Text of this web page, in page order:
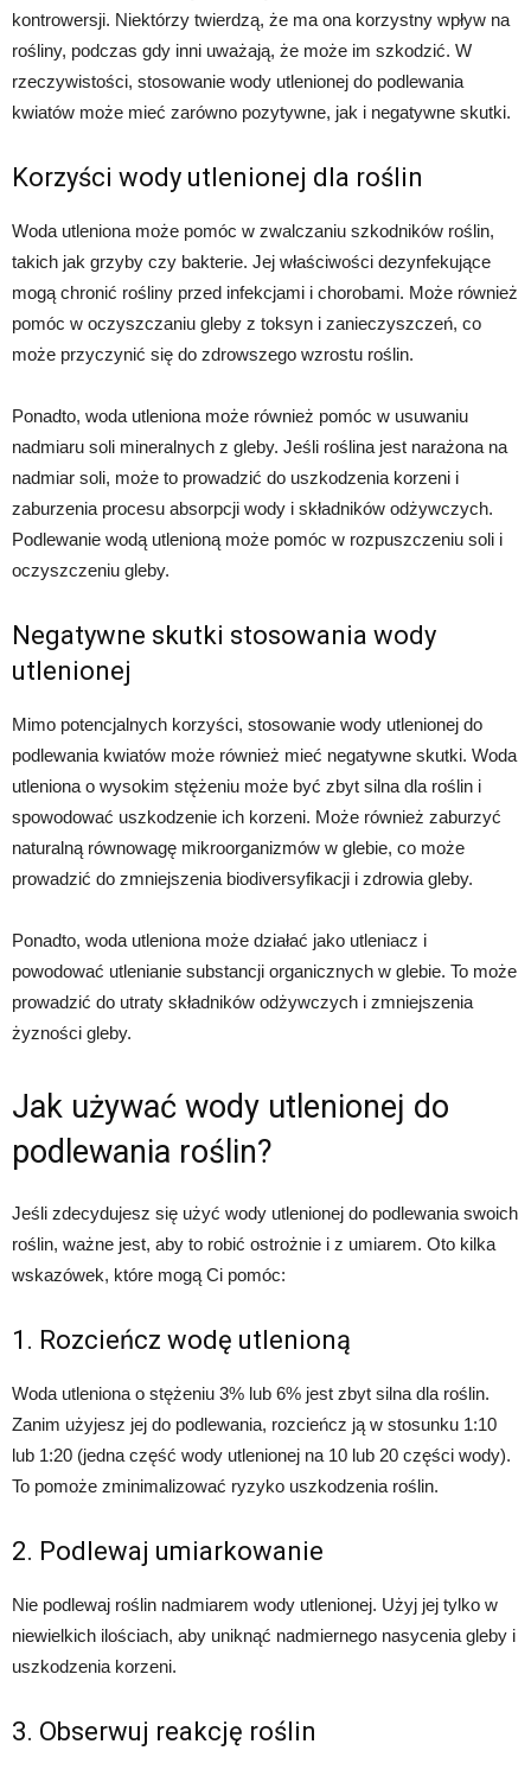
kontrowersji. Niektórzy twierdzą, że ma ona korzystny wpływ na
rośliny, podczas gdy inni uważają, że może im szkodzić. W
rzeczywistości, stosowanie wody utlenionej do podlewania
kwiatów może mieć zarówno pozytywne, jak i negatywne skutki.
Korzyści wody utlenionej dla roślin
Woda utleniona może pomóc w zwalczaniu szkodników roślin,
takich jak grzyby czy bakterie. Jej właściwości dezynfekujące
mogą chronić rośliny przed infekcjami i chorobami. Może również
pomóc w oczyszczaniu gleby z toksyn i zanieczyszczeń, co
może przyczynić się do zdrowszego wzrostu roślin.
Ponadto, woda utleniona może również pomóc w usuwaniu
nadmiaru soli mineralnych z gleby. Jeśli roślina jest narażona na
nadmiar soli, może to prowadzić do uszkodzenia korzeni i
zaburzenia procesu absorpcji wody i składników odżywczych.
Podlewanie wodą utlenioną może pomóc w rozpuszczeniu soli i
oczyszczeniu gleby.
Negatywne skutki stosowania wody
utlenionej
Mimo potencjalnych korzyści, stosowanie wody utlenionej do
podlewania kwiatów może również mieć negatywne skutki. Woda
utleniona o wysokim stężeniu może być zbyt silna dla roślin i
spowodować uszkodzenie ich korzeni. Może również zaburzyć
naturalną równowagę mikroorganizmów w glebie, co może
prowadzić do zmniejszenia biodiversyfikacji i zdrowia gleby.
Ponadto, woda utleniona może działać jako utleniacz i
powodować utlenianie substancji organicznych w glebie. To może
prowadzić do utraty składników odżywczych i zmniejszenia
żyzności gleby.
Jak używać wody utlenionej do
podlewania roślin?
Jeśli zdecydujesz się użyć wody utlenionej do podlewania swoich
roślin, ważne jest, aby to robić ostrożnie i z umiarem. Oto kilka
wskazówek, które mogą Ci pomóc:
1. Rozcieńcz wodę utlenioną
Woda utleniona o stężeniu 3% lub 6% jest zbyt silna dla roślin.
Zanim użyjesz jej do podlewania, rozcieńcz ją w stosunku 1:10
lub 1:20 (jedna część wody utlenionej na 10 lub 20 części wody).
To pomoże zminimalizować ryzyko uszkodzenia roślin.
2. Podlewaj umiarkowanie
Nie podlewaj roślin nadmiarem wody utlenionej. Użyj jej tylko w
niewielkich ilościach, aby uniknąć nadmiernego nasycenia gleby i
uszkodzenia korzeni.
3. Obserwuj reakcję roślin